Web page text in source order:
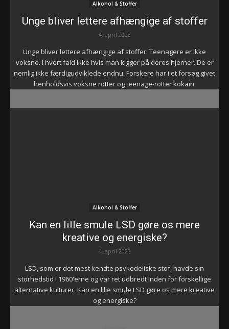
Alkohol & Stoffer
Unge bliver lettere afhængige af stoffer
4. april 2023
Unge bliver lettere afhængige af stoffer. Teenagere er ikke
voksne. I hvert fald ikke hvis man kigger på deres hjerner. De er
nemlig ikke færdigudviklede endnu. Forskere har i et forsøg givet
henholdsvis voksne rotter og teenage-rotter kokain.
Alkohol & Stoffer
Kan en lille smule LSD gøre os mere
kreative og energiske?
4. april 2023
LSD, som er det mest kendte psykedeliske stof, havde sin
storhedstid i 1960'erne og var ret udbredt inden for forskellige
alternative kulturer. Kan en lille smule LSD gøre os mere kreative
og energiske?